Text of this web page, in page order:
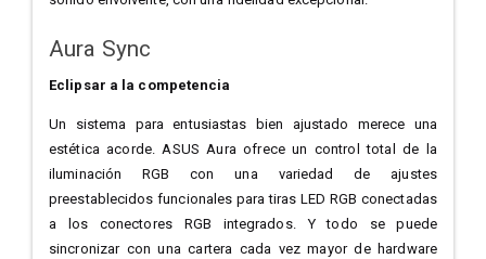
Aura Sync
Eclipsar a la competencia
Un sistema para entusiastas bien ajustado merece una
estética acorde. ASUS Aura ofrece un control total de la
iluminación RGB con una variedad de ajustes
preestablecidos funcionales para tiras LED RGB conectadas
a los conectores RGB integrados. Y todo se puede
sincronizar con una cartera cada vez mayor de hardware